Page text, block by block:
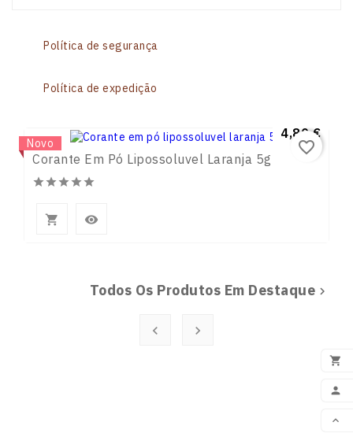



Política de segurança
Política de expedição
Preço
4,80 €
Novo
Corante Em Pó Lipossoluvel Laranja 5g

 
favorite_border
Todos Os Produtos Em Destaque 
 